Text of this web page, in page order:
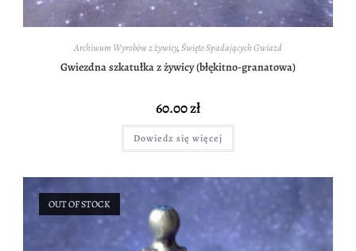
Archiwum Wyrobów z żywicy,Święto Spadających Gwiazd
Gwiezdna szkatułka z żywicy (błękitno-granatowa)
60.00zł
Dowiedz się więcej
OUT OF STOCK